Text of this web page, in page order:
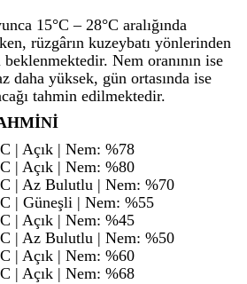
15°C – 28°C aralığında
rüzgârın kuzeybatı yönlerinden
Nem oranının ise
daha yüksek, gün ortasında ise
tahmin edilmektedir.
| Açık | Nem: %78
| Açık | Nem: %80
| Az Bulutlu | Nem: %70
| Güneşli | Nem: %55
| Açık | Nem: %45
| Az Bulutlu | Nem: %50
| Açık | Nem: %60
| Açık | Nem: %68